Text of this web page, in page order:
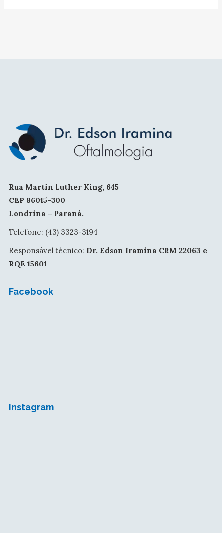
Rua Martin Luther King, 645
CEP 86015-300
Londrina – Paraná.
Telefone: (43) 3323-3194
Responsável técnico: Dr. Edson Iramina CRM 22063 e
RQE 15601
Facebook
Instagram